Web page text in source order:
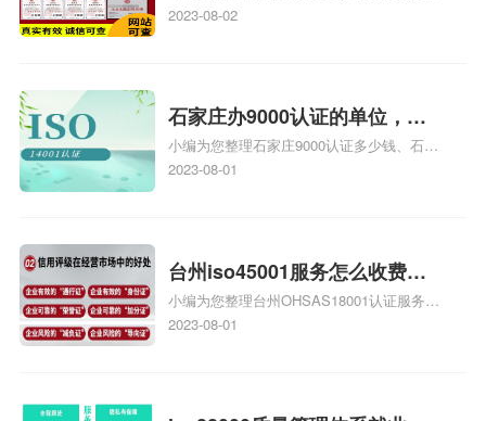
务资质二级
证证书机构有哪些、安全运维服务资质的费
体系认证知识，详情可查看下方正文！
2023-08-02
石家庄办9000认证的单位，石
家庄9000认证的公司
小编为您整理石家庄9000认证多少钱、石家
庄9000认证价格多少钱、石家庄9000认证
2023-08-01
台州iso45001服务怎么收费，
台州iso45001认证服务怎么收
费
小编为您整理台州OHSAS18001认证服务中
心哪家收费便宜、台州ISO9000认证，哪个
2023-08-01